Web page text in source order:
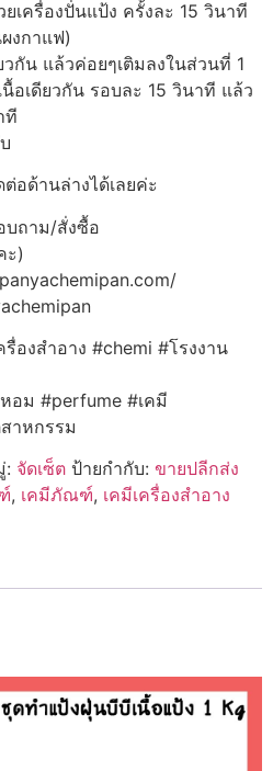
เครื่องปั่นแป้ง ครั้งละ 15 วินาที
งกาแฟ)
กัน แล้วค่อยๆเติมลงในส่วนที่ 1
อเดียวกัน รอบละ 15 วินาที แล้ว
ที
อด้านล่างได้เลยค่ะ
บถาม/สั่งซื้อ
ะ)
องสำอาง #chemi #โรงงาน
ม #perfume #เคมี
าหกรรม
: จัดเซ็ต ป้ายกำกับ: ขายปลีกส่ง
, เคมีภัณฑ์, เคมีเครื่องสำอาง